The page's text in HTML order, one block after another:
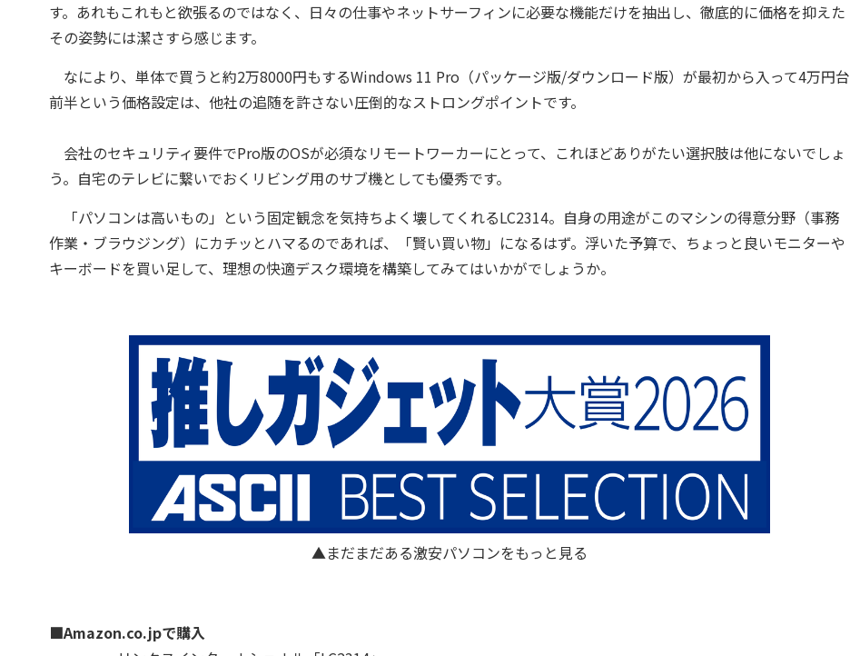
す。あれもこれもと欲張るのではなく、日々の仕事やネットサーフィンに必要な機能だけを抽出し、徹底的に価格を抑えた
その姿勢には潔さすら感じます。
なにより、単体で買うと約2万8000円もするWindows 11 Pro（パッケージ版/ダウンロード版）が最初から入って4万円台
前半という価格設定は、他社の追随を許さない圧倒的なストロングポイントです。
会社のセキュリティ要件でPro版のOSが必須なリモートワーカーにとって、これほどありがたい選択肢は他にないでしょ
う。自宅のテレビに繋いでおくリビング用のサブ機としても優秀です。
「パソコンは高いもの」という固定観念を気持ちよく壊してくれるLC2314。自身の用途がこのマシンの得意分野（事務
作業・ブラウジング）にカチッとハマるのであれば、「賢い買い物」になるはず。浮いた予算で、ちょっと良いモニターや
キーボードを買い足して、理想の快適デスク環境を構築してみてはいかがでしょうか。
▲まだまだある激安パソコンをもっと見る
■Amazon.co.jpで購入